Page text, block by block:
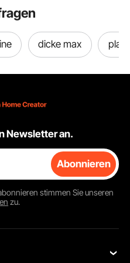
dicke max
Newsletter an.
Abonnieren
stimmen Sie unseren
zu.